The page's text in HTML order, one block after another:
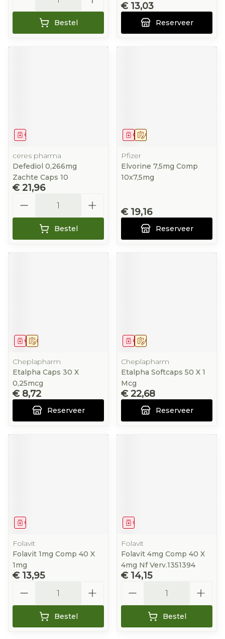
Bestel
€ 13,03
Reserveer
Geneesmiddel
ceres pharma
Defediol 0,266mg
Zachte Caps 10
€ 21,96
Bestel
Op voorschrift
Geneesmiddel
Pfizer
Elvorine 7,5mg Comp
10x7,5mg
€ 19,16
Reserveer
Op voorschrift
Geneesmiddel
Cheplapharm
Etalpha Caps 30 X
0,25mcg
€ 8,72
Reserveer
Op voorschrift
Geneesmiddel
Cheplapharm
Etalpha Softcaps 50 X 1
Mcg
€ 22,68
Reserveer
Geneesmiddel
Folavit
Folavit 1mg Comp 40 X
1mg
€ 13,95
Bestel
Geneesmiddel
Folavit
Folavit 4mg Comp 40 X
4mg Nf Verv.1351394
€ 14,15
Bestel